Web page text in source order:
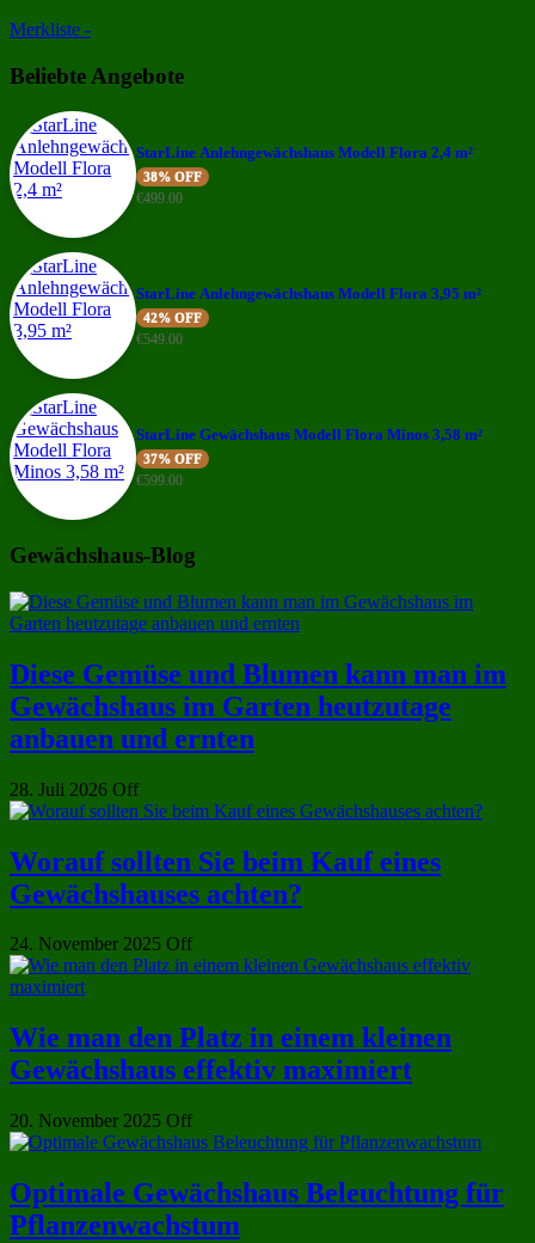
Merkliste -
Beliebte Angebote
StarLine Anlehngewächshaus Modell Flora 2,4 m²
38% OFF
€499.00
StarLine Anlehngewächshaus Modell Flora 3,95 m²
42% OFF
€549.00
StarLine Gewächshaus Modell Flora Minos 3,58 m²
37% OFF
€599.00
Gewächshaus-Blog
Diese Gemüse und Blumen kann man im
Gewächshaus im Garten heutzutage
anbauen und ernten
28. Juli 2026 Off
Worauf sollten Sie beim Kauf eines
Gewächshauses achten?
24. November 2025 Off
Wie man den Platz in einem kleinen
Gewächshaus effektiv maximiert
20. November 2025 Off
Optimale Gewächshaus Beleuchtung für
Pflanzenwachstum